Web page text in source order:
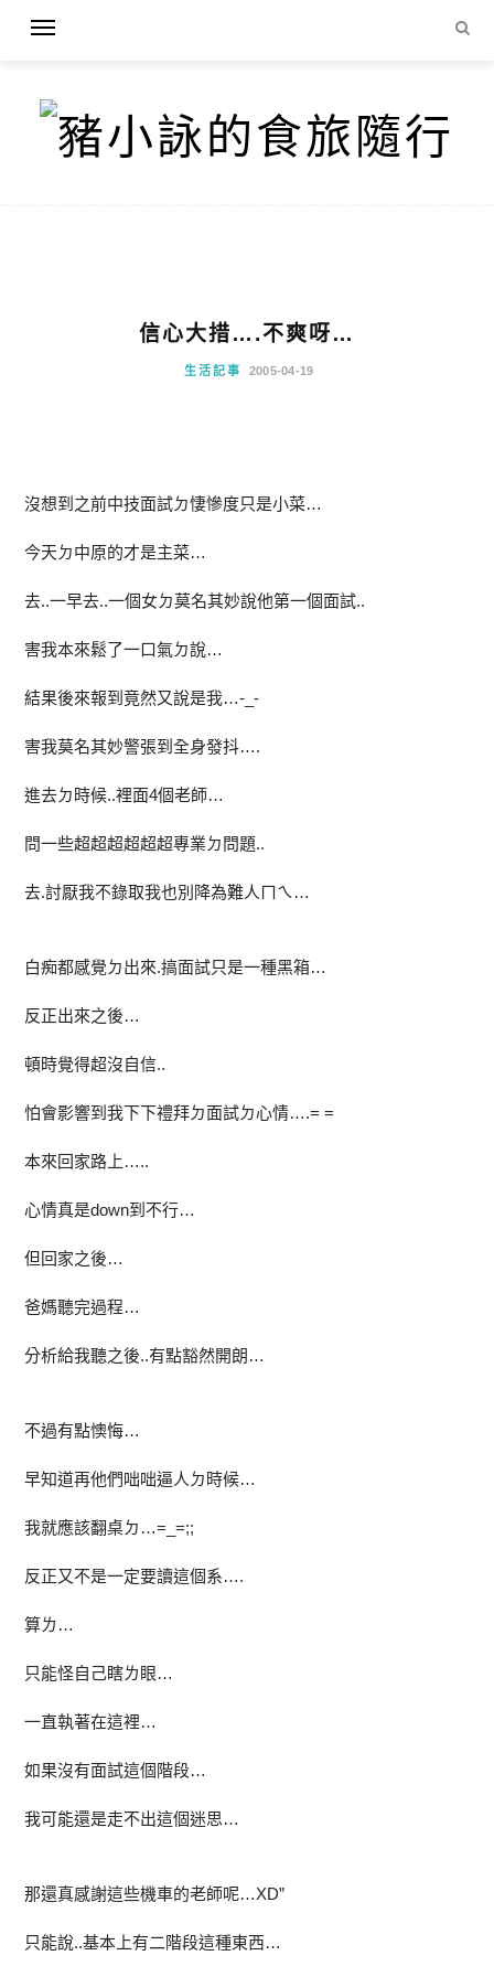
信心大措….不爽呀…
生活記事 2005-04-19
沒想到之前中技面試ㄉ悽慘度只是小菜…
今天ㄉ中原的才是主菜…
去..一早去..一個女ㄉ莫名其妙說他第一個面試..
害我本來鬆了一口氣ㄉ說…
結果後來報到竟然又說是我…-_-
害我莫名其妙警張到全身發抖….
進去ㄉ時候..裡面4個老師…
問一些超超超超超超專業ㄉ問題..
去.討厭我不錄取我也別降為難人ㄇㄟ…
白痴都感覺ㄉ出來.搞面試只是一種黑箱…
反正出來之後…
頓時覺得超沒自信..
怕會影響到我下下禮拜ㄉ面試ㄉ心情….= =
本來回家路上…..
心情真是down到不行…
但回家之後…
爸媽聽完過程…
分析給我聽之後..有點豁然開朗…
不過有點懊悔…
早知道再他們咄咄逼人ㄉ時候…
我就應該翻桌ㄉ…=_=;;
反正又不是一定要讀這個系….
算ㄌ…
只能怪自己瞎ㄌ眼…
一直執著在這裡…
如果沒有面試這個階段…
我可能還是走不出這個迷思…
那還真感謝這些機車的老師呢…XD”
只能說..基本上有二階段這種東西…